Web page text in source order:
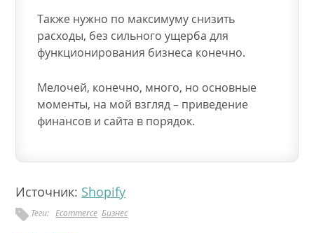
Также нужно по максимуму снизить
расходы, без сильного ущерба для
функционирования бизнеса конечно.
Мелочей, конечно, много, но основные
моменты, на мой взгляд – приведение
финансов и сайта в порядок.
Источник: Shopify
Теги: Ecommerce Бизнес